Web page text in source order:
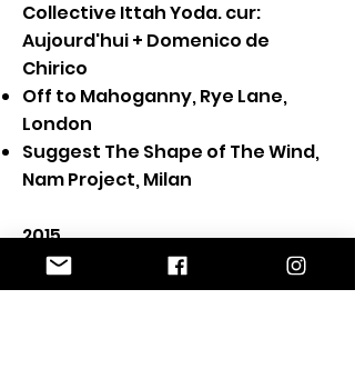
Collective Ittah Yoda. cur:
Aujourd'hui + Domenico de
Chirico
Off to Mahoganny, Rye Lane,
London
Suggest The Shape of The Wind,
Nam Project, Milan
2015
What is a bird? We simply don’t
know, Nicodim Gallery,